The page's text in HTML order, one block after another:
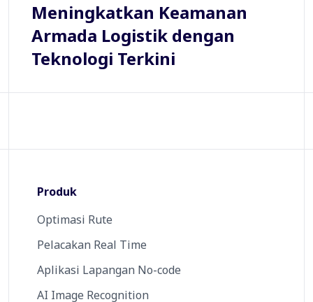
Meningkatkan Keamanan
Armada Logistik dengan
Teknologi Terkini
Produk
Optimasi Rute
Pelacakan Real Time
Aplikasi Lapangan No-code
AI Image Recognition